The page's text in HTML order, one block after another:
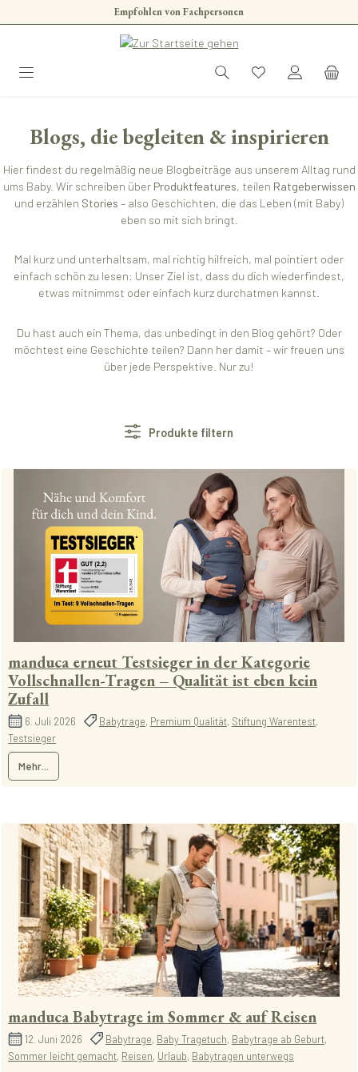
Zum Hauptinhalt springenEmpfohlen von Fachpersonen
Blogs, die begleiten & inspirieren
Hier findest du regelmäßig neue Blogbeiträge aus unserem Alltag rund
ums Baby. Wir schreiben über Produktfeatures, teilen Ratgeberwissen
und erzählen Stories – also Geschichten, die das Leben (mit Baby)
eben so mit sich bringt.
Mal kurz und unterhaltsam, mal richtig hilfreich, mal pointiert oder
einfach schön zu lesen: Unser Ziel ist, dass du dich wiederfindest,
etwas mitnimmst oder einfach kurz durchatmen kannst.
Du hast auch ein Thema, das unbedingt in den Blog gehört? Oder
möchtest eine Geschichte teilen? Dann her damit – wir freuen uns
über jede Perspektive. Nur zu!
Produkte filtern
manduca erneut Testsieger in der Kategorie
Vollschnallen-Tragen – Qualität ist eben kein
Zufall
6. Juli 2026 Babytrage, Premium Qualität, Stiftung Warentest,
Testsieger
Mehr...
manduca Babytrage im Sommer & auf Reisen
12. Juni 2026 Babytrage, Baby Tragetuch, Babytrage ab Geburt,
Sommer leicht gemacht, Reisen, Urlaub, Babytragen unterwegs